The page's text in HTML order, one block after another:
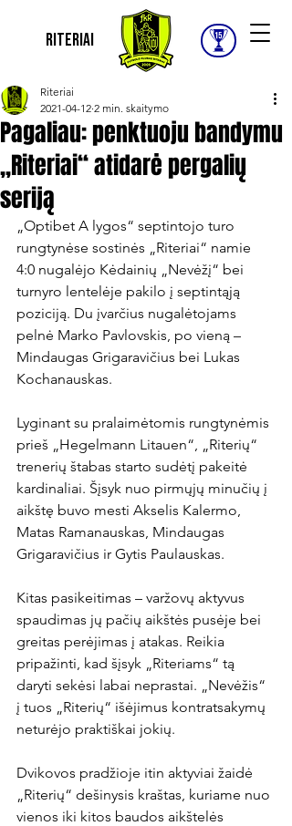
Riteriai
Pagaliau: penktuoju bandymu
„Riteriai“ atidarė pergalių
seriją
Riteriai
2021-04-12 2 min. skaitymo
„Optibet A lygos“ septintojo turo
rungtynėse sostinės „Riteriai“ namie
4:0 nugalėjo Kėdainių „Nevėžį“ bei
turnyro lentelėje pakilo į septintąją
poziciją. Du įvarčius nugalėtojams
pelnė Marko Pavlovskis, po vieną –
Mindaugas Grigaravičius bei Lukas
Kochanauskas.
Lyginant su pralaimėtomis rungtynėmis
prieš „Hegelmann Litauen“, „Riterių“
trenerių štabas starto sudėtį pakeitė
kardinaliai. Šįsyk nuo pirmųjų minučių į
aikštę buvo mesti Akselis Kalermo,
Matas Ramanauskas, Mindaugas
Grigaravičius ir Gytis Paulauskas.
Kitas pasikeitimas – varžovų aktyvus
spaudimas jų pačių aikštės pusėje bei
greitas perėjimas į atakas. Reikia
pripažinti, kad šįsyk „Riteriams“ tą
daryti sekėsi labai neprastai. „Nevėžis“
į tuos „Riterių“ išėjimus kontratsakymų
neturėjo praktiškai jokių.
Dvikovos pradžioje itin aktyviai žaidė
„Riterių“ dešinysis kraštas, kuriame nuo
vienos iki kitos baudos aikštelės